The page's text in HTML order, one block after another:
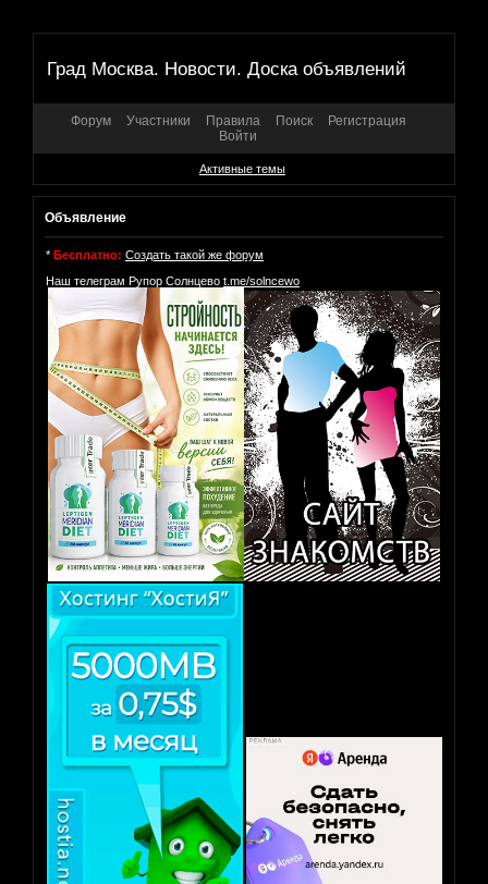
Град Москва. Новости. Доска объявлений
Форум Участники Правила Поиск
Регистрация
Войти
Активные темы
Объявление
* Бесплатно: Создать такой же форум
Наш телеграм Рупор Солнцево t.me/solncewo